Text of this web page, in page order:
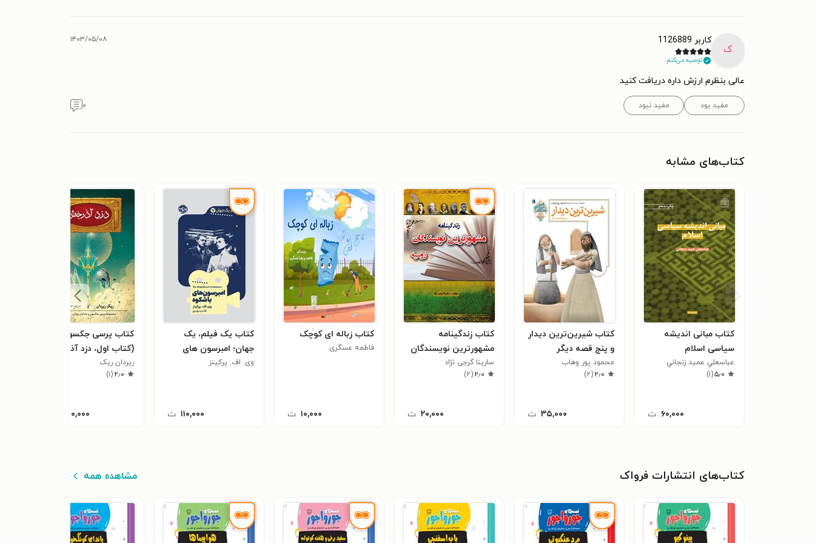
ک
کاربر 1126889
توصیه می‌کنم.
۱۴۰۳/۰۵/۰۸
عالی بنظرم ارزش داره دریافت کنید
مفید بود مفید نبود ۰
کتاب‌های مشابه
کتاب مبانی اندیشه
سیاسی اسلام
عباسعلي عميد زنجاني
۵٫۰(۱)
۶۰,۰۰۰ ت
کتاب شیرین‌ترین دیدار
و پنج قصه دیگر
محمود پور وهاب
۲٫۰(۲)
۳۵,۰۰۰ ت
کتاب زندگینامه
مشهورترین نویسندگان
روسیه
سارینا گرجی نژاد
۲٫۰(۲)
۲۰,۰۰۰ ت
کتاب زباله ای کوچک
فاطمه عسگری
۱۰,۰۰۰ ت
کتاب یک فیلم، یک
جهان؛ امبرسون های
باشکوه
وی. اف. پرکینز
۱۱۰,۰۰۰ ت
کتاب پرسی جکسون
(کتاب اول، دزد آذرخش)
ریردان ریک
۲٫۰(۱)
۲۵۰,۰۰۰
کتاب‌های انتشارات فرواک مشاهده همه